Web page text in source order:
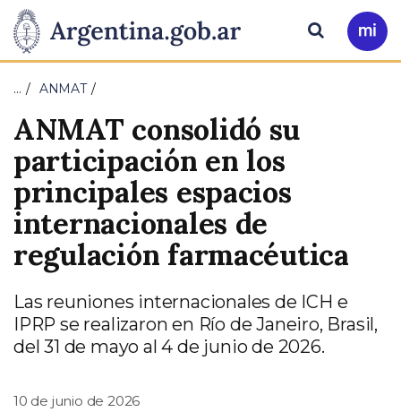
Presidencia
de
Nación
Pasar al contenido principal
Ir
a
Buscar
… ANMAT
ANMAT consolidó su
participación en los
principales espacios
internacionales de
regulación farmacéutica
Las reuniones internacionales de ICH e
IPRP se realizaron en Río de Janeiro, Brasil,
del 31 de mayo al 4 de junio de 2026.
10 de junio de 2026